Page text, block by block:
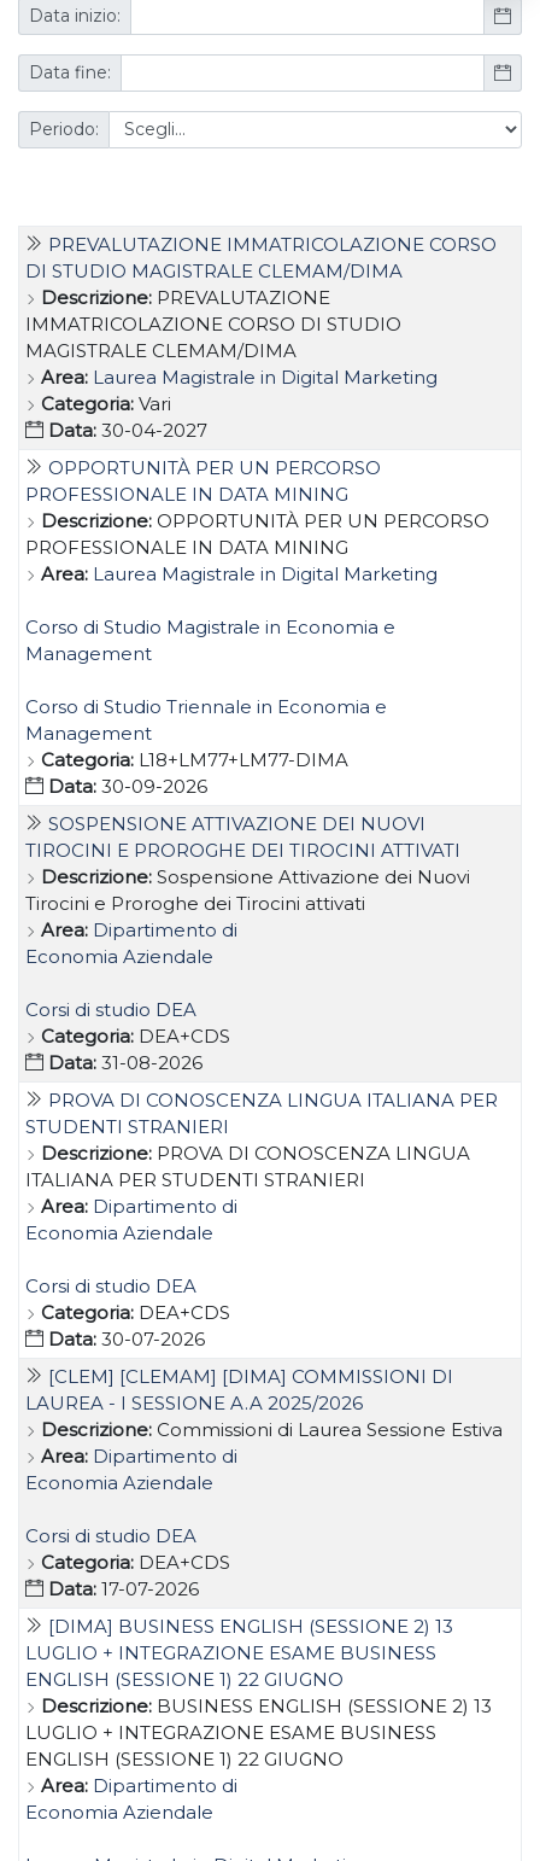
Data inizio:
Data fine:
Periodo:
PREVALUTAZIONE IMMATRICOLAZIONE CORSO
DI STUDIO MAGISTRALE CLEMAM/DIMA
Descrizione: PREVALUTAZIONE
IMMATRICOLAZIONE CORSO DI STUDIO
MAGISTRALE CLEMAM/DIMA
Area: Laurea Magistrale in Digital Marketing
Categoria: Vari
Data: 30-04-2027
OPPORTUNITÀ PER UN PERCORSO
PROFESSIONALE IN DATA MINING
Descrizione: OPPORTUNITÀ PER UN PERCORSO
PROFESSIONALE IN DATA MINING
Area: Laurea Magistrale in Digital Marketing
Corso di Studio Magistrale in Economia e
Management
Corso di Studio Triennale in Economia e
Management
Categoria: L18+LM77+LM77-DIMA
Data: 30-09-2026
SOSPENSIONE ATTIVAZIONE DEI NUOVI
TIROCINI E PROROGHE DEI TIROCINI ATTIVATI
Descrizione: Sospensione Attivazione dei Nuovi
Tirocini e Proroghe dei Tirocini attivati
Area: Dipartimento di
Economia Aziendale
Corsi di studio DEA
Categoria: DEA+CDS
Data: 31-08-2026
PROVA DI CONOSCENZA LINGUA ITALIANA PER
STUDENTI STRANIERI
Descrizione: PROVA DI CONOSCENZA LINGUA
ITALIANA PER STUDENTI STRANIERI
Area: Dipartimento di
Economia Aziendale
Corsi di studio DEA
Categoria: DEA+CDS
Data: 30-07-2026
[CLEM] [CLEMAM] [DIMA] COMMISSIONI DI
LAUREA - I SESSIONE A.A 2025/2026
Descrizione: Commissioni di Laurea Sessione Estiva
Area: Dipartimento di
Economia Aziendale
Corsi di studio DEA
Categoria: DEA+CDS
Data: 17-07-2026
[DIMA] BUSINESS ENGLISH (SESSIONE 2) 13
LUGLIO + INTEGRAZIONE ESAME BUSINESS
ENGLISH (SESSIONE 1) 22 GIUGNO
Descrizione: BUSINESS ENGLISH (SESSIONE 2) 13
LUGLIO + INTEGRAZIONE ESAME BUSINESS
ENGLISH (SESSIONE 1) 22 GIUGNO
Area: Dipartimento di
Economia Aziendale